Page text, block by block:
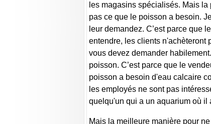
les magasins spécialisés. Mais
pas ce que le poisson a besoin.
leur demandez. C’est parce que
entendre, les clients n'achèteront
vous devez demander
poisson. C’est parce que le
poisson a besoin d'eau calcaire
les employés ne sont pas
quelqu'un qui a un aquarium où il
Mais la meilleure manière pour